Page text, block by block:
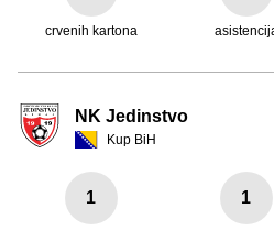
crvenih kartona
NK Jedinstvo
Kup BiH
1 1